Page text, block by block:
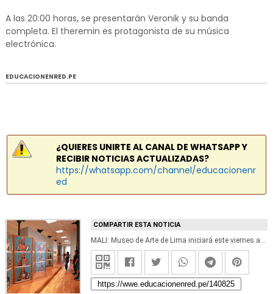
A las 20:00 horas, se presentarán Veronik y su banda
completa. El theremin es protagonista de su música
electrónica.
EDUCACIONENRED.PE
¿QUIERES UNIRTE AL CANAL DE WHATSAPP Y
RECIBIR NOTICIAS ACTUALIZADAS?
https://whatsapp.com/channel/educacionenr
ed
COMPARTIR ESTA NOTICIA
MALI: Museo de Arte de Lima iniciará este viernes actividades gratuitas «Una noche en el Mali» www.mali.pe